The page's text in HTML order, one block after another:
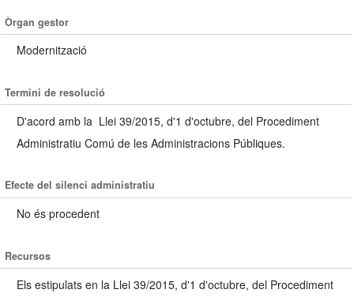
Òrgan gestor
Modernització
Termini de resolució
D'acord amb la Llei 39/2015, d'1 d'octubre, del Procediment
Administratiu Comú de les Administracions Públiques.
Efecte del silenci administratiu
No és procedent
Recursos
Els estipulats en la Llei 39/2015, d'1 d'octubre, del Procediment